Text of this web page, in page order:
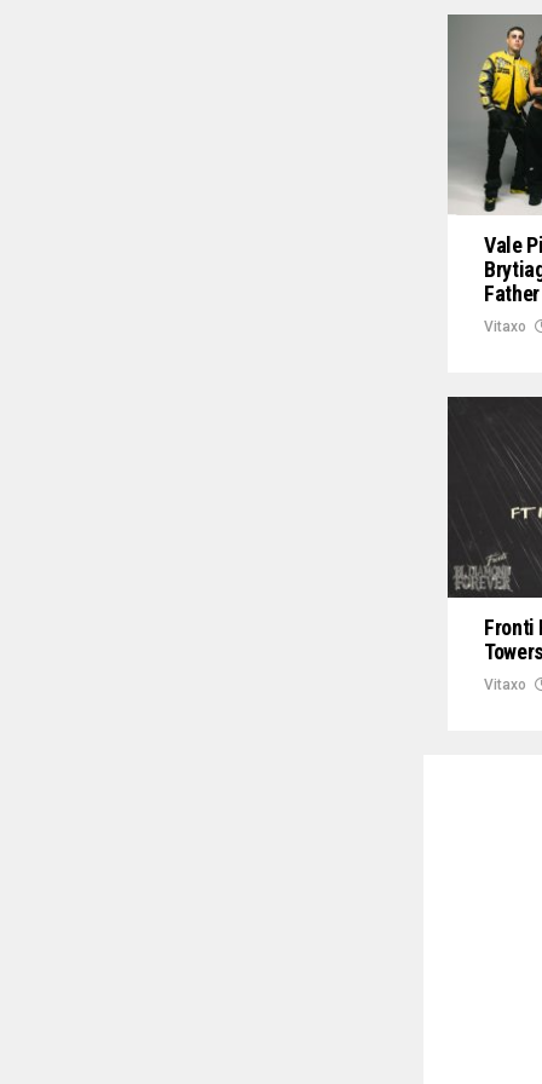
Vale
Vitaxo
Fronti
Vitaxo